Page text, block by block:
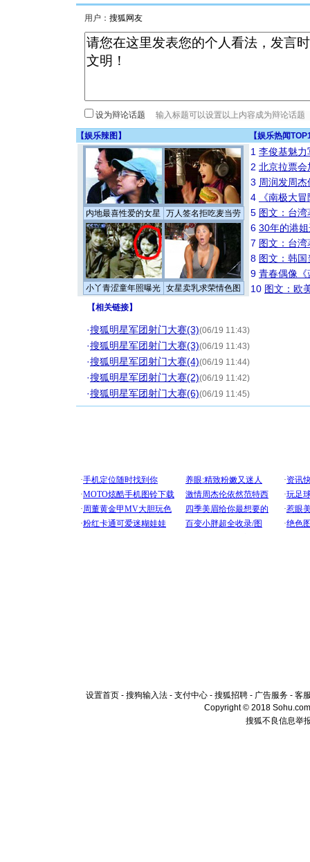
用户：
设为辩论话题
【娱乐辣图 】 【娱乐热闻
内地最喜性爱的女星 万人签名拒吃麦当劳
小丫青涩童年照曝光 女星卖乳求荣情色图
1 李俊基魅力
2 北京拉票
3 周润发周
4
《南极大
5 图文：台
6 30年的港
7 图文：台
8 图文：韩
9 青春偶像《
10 图文：欧
【相关链接】
·搜狐明星军团射门大赛(3)(06/19 11:43)
·搜狐明星军团射门大赛(3)(06/19 11:43)
·搜狐明星军团射门大赛(4)(06/19 11:44)
·搜狐明星军团射门大赛(2)(06/19 11:42)
·搜狐明星军团射门大赛(6)(06/19 11:45)
设置首页 - 搜狗输入法 - 支付中心 - 搜狐招聘 - 广告服务 - 客
Copyright © 2018
搜狐不良信息举